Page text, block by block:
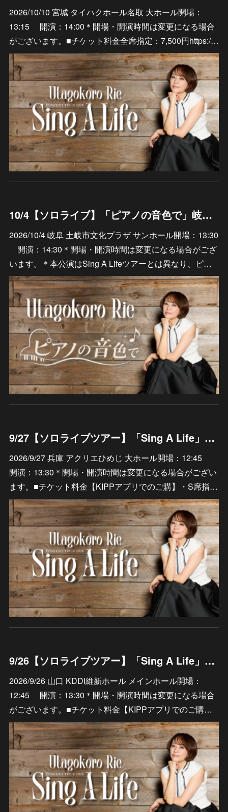
2026/10/10 宮城 タイハクホール名取 大ホール開場：
13:15 開演：14:00＊開場・開演時間は変更になる場合
がございます。■チケット料金全席指定：7,500円https:/…
10/4【ソロライブ】「ピアノの音色で」岐阜 土岐市文化プラザ サンホール
2026/10/4 岐阜 土岐市文化プラザ サンホール開場：13:30
開演：14:30＊開場・開演時間は変更になる場合がござ
います。＊本公演はSing A Lifeツアーとは異なり、ピ…
9/27【ソロライブツアー】「Sing A Life」兵庫 アクリエひめじ 大ホール
2026/9/27 兵庫 アクリエひめじ 大ホール開場：12:45
開演：13:30＊開場・開演時間は変更になる場合がござい
ます。■チケット料金【KIPPアプリでのご購】・S席指…
9/26【ソロライブツアー】「Sing A Life」山口 KDDI維新ホール メインホール
2026/9/26 山口 KDDI維新ホール メインホール開場：
12:45 開演：13:30＊開場・開演時間は変更になる場合
がございます。■チケット料金【KIPPアプリでのご購…